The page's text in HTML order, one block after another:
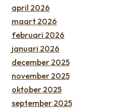
april 2026
maart 2026
februari 2026
januari 2026
december 2025
november 2025
oktober 2025
september 2025